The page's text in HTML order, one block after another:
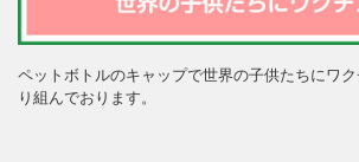
ペットボトルのキャップで世界の子供たちにワ
り組んでおります。